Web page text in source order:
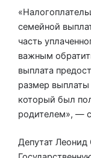
семейной
часть
важным
выплата
размер
который был
родителем», —
Депутат